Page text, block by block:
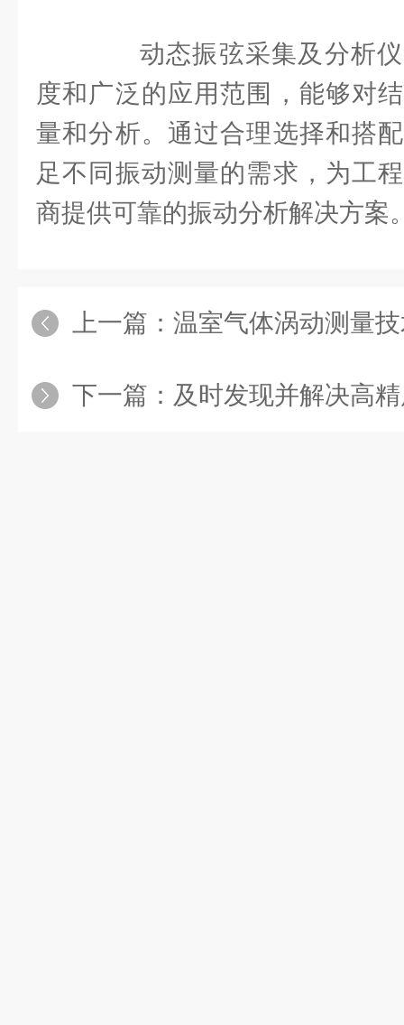
动态振弦采集及分析仪
度和广泛的应用范围，能够对
量和分析。通过合理选择和搭
足不同振动测量的需求，为工
商提供可靠的振动分析解决方案
上一篇： 温室气体涡动测量技术：提升
下一篇： 及时发现并解决高精度气象站故障